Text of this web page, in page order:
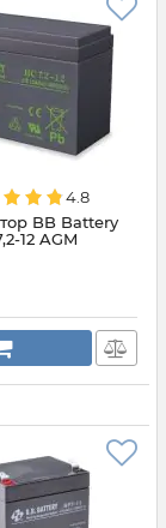
4.8
BB Battery
12 AGM